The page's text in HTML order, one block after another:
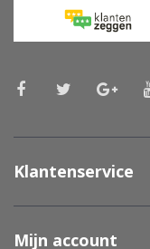
Klantenservice
Mijn account